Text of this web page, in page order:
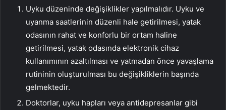
Uyku düzeninde değişiklikler yapılmalıdır. Uyku ve
uyanma saatlerinin düzenli hale getirilmesi, yatak
odasının rahat ve konforlu bir ortam haline
getirilmesi, yatak odasında elektronik cihaz
kullanımının azaltılması ve yatmadan önce yavaşlama
rutininin oluşturulması bu değişikliklerin başında
gelmektedir.
Doktorlar, uyku hapları veya antidepresanlar gibi